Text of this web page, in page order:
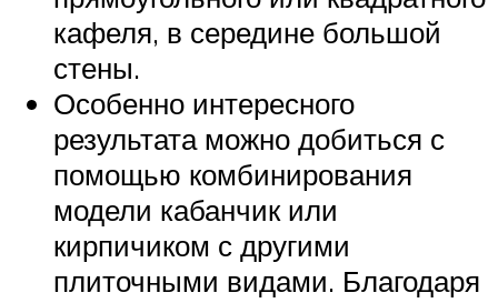
кафеля, в середине большой
стены.
Особенно интересного
результата можно добиться с
помощью комбинирования
модели кабанчик или
кирпичиком с другими
плиточными видами. Благодаря